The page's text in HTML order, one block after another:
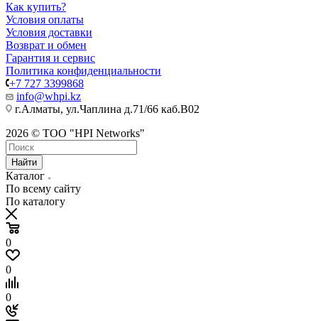
Как купить?
Условия оплаты
Условия доставки
Возврат и обмен
Гарантия и сервис
Политика конфиденциальности
+7 727 3399868
info@whpi.kz
г.Алматы, ул.Чаплина д.71/66 каб.B02
2026 © ТОО "HPI Networks"
Найти
Каталог
По всему сайту
По каталогу
0
0
0